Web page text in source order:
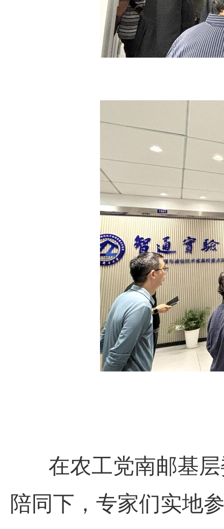
在农工党南邮基
陪同下，专家们实地